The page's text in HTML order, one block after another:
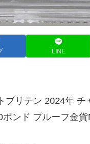
LINE
ブリテン 2024年
ンド プルーフ金